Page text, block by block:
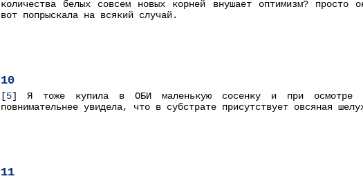
количества белых совсем новых корней внушает оптимизм?
вот попрыскала на всякий случай.
10
[5] Я тоже купила в ОБИ маленькую сосенку и при осмотре
повнимательнее увидела, что в субстрате присутствует овсяная
11